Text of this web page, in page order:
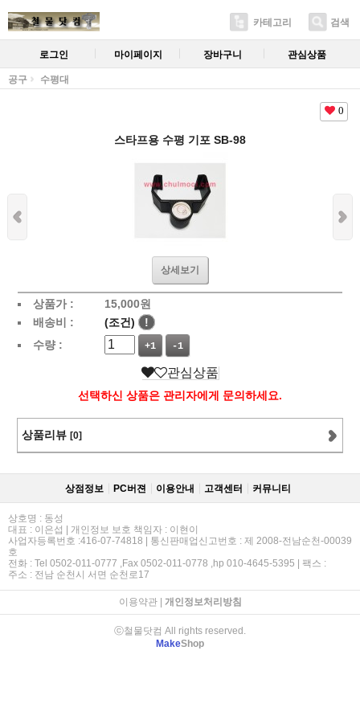
카테고리 검색
로그인 마이페이지 장바구니 관심상품
공구 수평대
0
스타프용 수평 기포 SB-98
상세보기
상품가 : 15,000원
배송비 :
(조건)
!
수량 :
+1 -1
관심상품
선택하신 상품은 관리자에게 문의하세요.
상품리뷰 [0]
상점정보 PC버젼 이용안내 고객센터 커뮤니티
상호명 : 동성
대표 : 이은섭 | 개인정보 보호 책임자 : 이현이
사업자등록번호 :416-07-74818 | 통신판매업신고번호 : 제 2008-전남순천-00039
호
전화 : Tel 0502-011-0777 ,Fax 0502-011-0778 ,hp 010-4645-5395 | 팩스 :
주소 : 전남 순천시 서면 순천로17
이용약관| 개인정보처리방침
ⓒ철물닷컴 All rights reserved.
MakeShop